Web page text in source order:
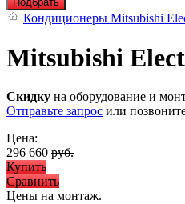
Кондиционеры Mitsubishi
Mitsubishi
Скидку на оборудование и
Отправьте запрос или
Цена:
296 660 руб.
Купить
Сравнить
Цены на монтаж.